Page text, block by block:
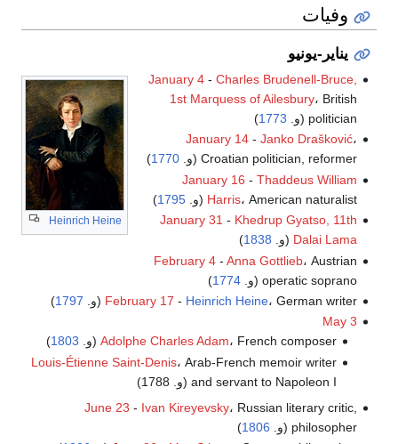
وفيات
يناير-يونيو
Heinrich Heine
January 4- Charles Brudenell-Bruce,
1st Marquess of Ailesbury، British
politician (و.
1773
)
January 14- Janko Drašković،
Croatian politician, reformer (و.
1770
)
January 16 - Thaddeus William
Harris، American naturalist (و. 1795
)
January 31 - Khedrup Gyatso, 11th
Dalai Lama (و. 1838
)
February 4- Anna Gottlieb، Austrian
operatic soprano (و.
1774
)
February 17 - Heinrich Heine، German writer (و. 1797
)
May 3
Adolphe Charles Adam، French composer (و. 1803
)
Louis-Étienne Saint-Denis، Arab-French memoir writer
and servant to Napoleon I (و. 1788)
June 23 - Ivan Kireyevsky، Russian literary critic,
philosopher (و.
1806
)